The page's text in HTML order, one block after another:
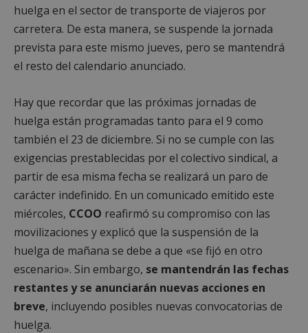
huelga en el sector de transporte de viajeros por
carretera. De esta manera, se suspende la jornada
prevista para este mismo jueves, pero se mantendrá
el resto del calendario anunciado.
Hay que recordar que las próximas jornadas de
huelga están programadas tanto para el 9 como
también el 23 de diciembre. Si no se cumple con las
exigencias prestablecidas por el colectivo sindical, a
partir de esa misma fecha se realizará un paro de
carácter indefinido. En un comunicado emitido este
miércoles, CCOO reafirmó su compromiso con las
movilizaciones y explicó que la suspensión de la
huelga de mañana se debe a que «se fijó en otro
escenario». Sin embargo, se mantendrán las fechas
restantes y se anunciarán nuevas acciones en
breve, incluyendo posibles nuevas convocatorias de
huelga.